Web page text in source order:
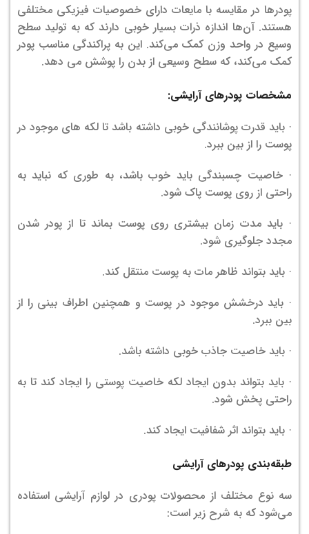
پودرها در مقایسه با مایعات دارای خصوصیات فیزیکی مختلفی
هستند. آن‌ها اندازه ذرات بسیار خوبی دارند که به تولید سطح
وسیع در واحد وزن کمک می‌کند. این به پراکندگی مناسب پودر
کمک می‌کند، که سطح وسیعی از بدن را پوشش می دهد.
مشخصات پودرهای آرایشی:
· باید قدرت پوشانندگی خوبی داشته باشد تا لکه های موجود در
پوست را از بین ببرد.
· خاصیت چسبندگی باید خوب باشد، به طوری که نباید به
راحتی از روی پوست پاک شود.
· باید مدت زمان بیشتری روی پوست بماند تا از پودر شدن
مجدد جلوگیری شود.
· باید بتواند ظاهر مات به پوست منتقل کند.
· باید درخشش موجود در پوست و همچنین اطراف بینی را از
بین ببرد.
· باید خاصیت جاذب خوبی داشته باشد.
· باید بتواند بدون ایجاد لکه خاصیت پوستی را ایجاد کند تا به
راحتی پخش شود.
· باید بتواند اثر شفافیت ایجاد کند.
طبقه‌بندی پودرهای آرایشی
سه نوع مختلف از محصولات پودری در لوازم آرایشی استفاده
می‌شود که به شرح زیر است: